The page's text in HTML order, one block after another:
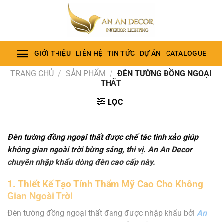
dung
GIỚI THIỆU LIÊN HỆ TIN TỨC DỰ ÁN CATALOGUE
TRANG CHỦ / SẢN PHẨM / ĐÈN TƯỜNG ĐỒNG NGOẠI
THẤT
LỌC
Đèn tường đồng ngoại thất được chế tác tinh xảo giúp
không gian ngoài trời bừng sáng, thi vị. An An Decor
chuyên nhập khẩu dòng đèn cao cấp này.
1. Thiết Kế Tạo Tính Thẩm Mỹ Cao Cho Không
Gian Ngoài Trời
Đèn tường đồng ngoại thất đang được nhập khẩu bởi An